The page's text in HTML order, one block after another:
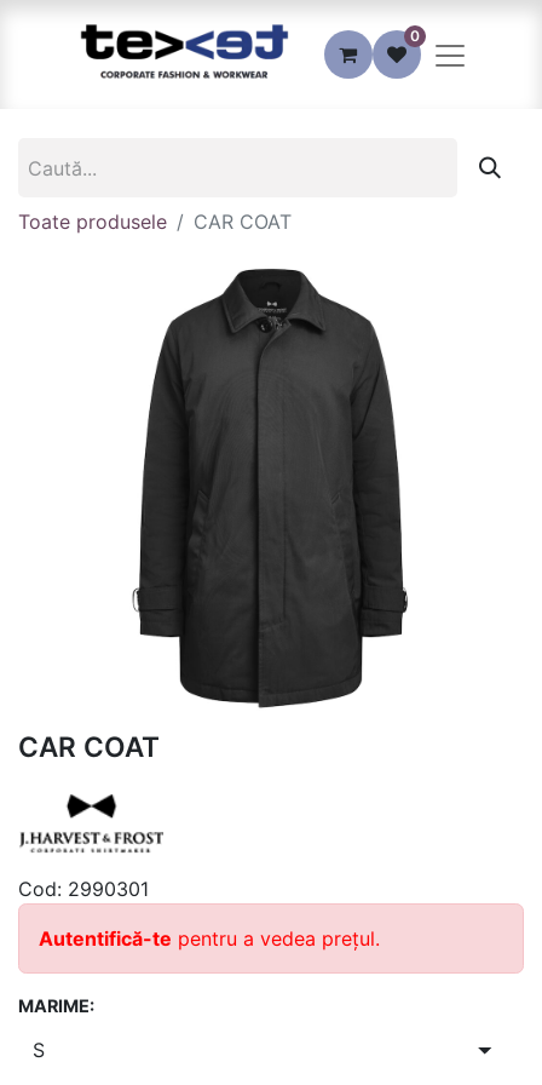
0
Toate produsele CAR COAT
CAR COAT
Cod: 2990301
Autentifică-te pentru a vedea prețul.
MARIME: